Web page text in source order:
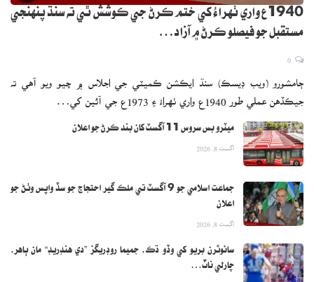
1940ع واري ٺهراءُ کي ختم ڪرڻ جي ڪوشش ٿي ته سنڌ پنهنجي
مستقبل جو فيصلو ڪرڻ ۾ آزاد…
ڄامشورو (ويب ڊيسڪ) سنڌ ايڪشن ڪميٽي جي اجلاس ۾ چيو ويو آهي ته
جيڪڏهن عملي طور 1940ع واري ٺهراءُ ۽ 1973ع جي آئين کي…
ميٽرو بس سروس 11 آگسٽ کان بند ڪرڻ جو اعلان
اگست 8, 2026
جماعت اسلامي جو 9 آگسٽ تي ملڪ گير احتجاج جو سڏ واپس وٺڻ جو
اعلان
اگست 8, 2026
سائوٿرن بريو کي وڏو ڌڪ، جميما روڊريگز ”دي هنڊريڊ“ مان ٻاهر،
چارلي ناٽ…